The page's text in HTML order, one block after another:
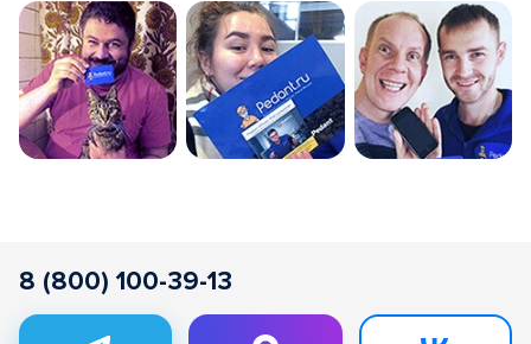
8 (800) 100-39-13